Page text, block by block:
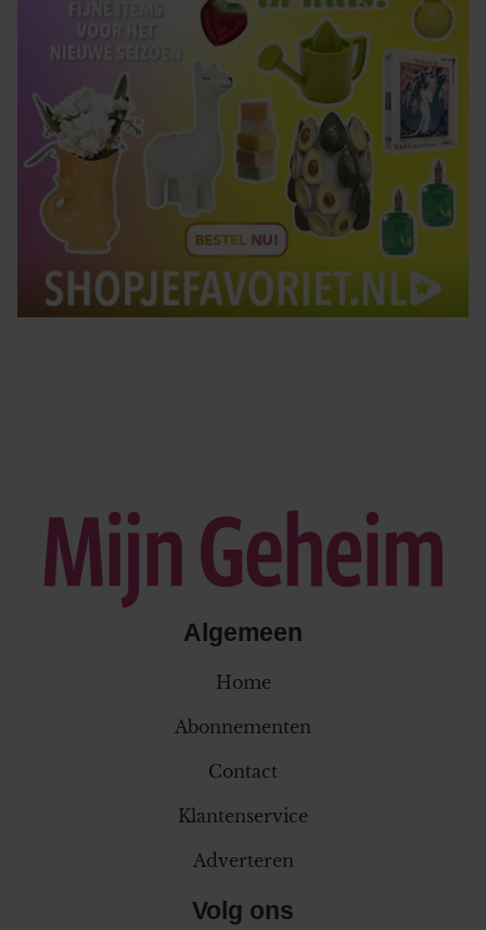
Algemeen
Home
Abonnementen
Contact
Klantenservice
Adverteren
Volg ons